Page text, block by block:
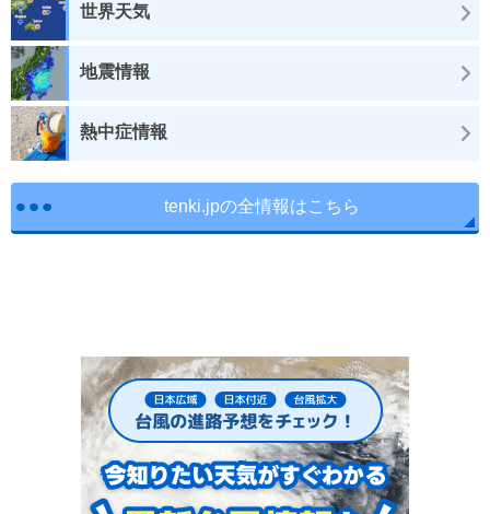
世界天気
地震情報
熱中症情報
tenki.jpの全情報はこちら